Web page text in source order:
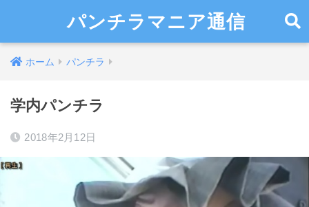
パンチラマニア通信
ホーム パンチラ
学内パンチラ
2018年2月12日